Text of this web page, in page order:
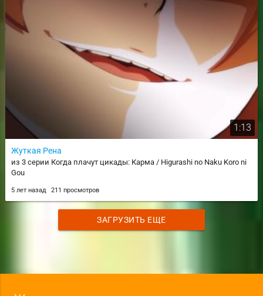
1:13
Жуткая Рена
из 3 серии Когда плачут цикады: Карма / Higurashi no Naku Koro ni
Gou
5 лет назад 211 просмотров
ЗАГРУЗИТЬ ЕЩЕ